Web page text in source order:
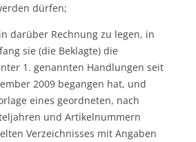
dürfen;
darüber Rechnung zu legen, in
sie (die Beklagte) die
1. genannten Handlungen seit
2009 begangen hat, und
eines geordneten, nach
und Artikelnummern
Verzeichnisses mit Angaben